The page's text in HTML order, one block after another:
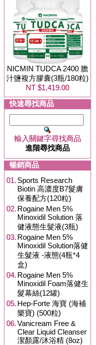
NICMIN TUDCA 2400 膽
汁鹽複方膠囊(3瓶/180粒)
NT $1,419.00
快速尋找商品
輸入關鍵字尋找商品
進階尋找商品
暢銷商品
01. Sports Research
Biotin 高濃度B7髮膚
保養配方(120粒)
02. Rogaine Men 5%
Minoxidil Solution 落
健液態生髮液(3瓶)
03. Rogaine Men 5%
Minoxidil Solution落健
生髮液 -液態(4瓶*4
盒)
04. Rogaine Men 5%
Minoxidil Foam落健生
髮幕絲(12罐)
05. Hep-Forte 海寶 (海補
樂寶) (500粒)
06.Vanicream Free &
Clear Liquid Cleanser
潔顏露/沐浴精 (8oz)